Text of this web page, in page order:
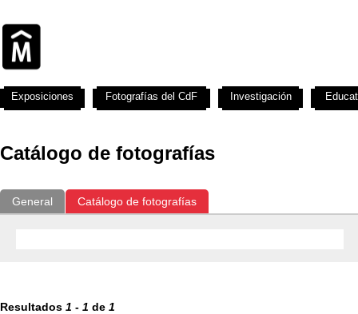
Catálogo de fotografías
General Catálogo de fotografías
Resultados 1 - 1 de 1
Exposiciones Fotografías del CdF Investigación